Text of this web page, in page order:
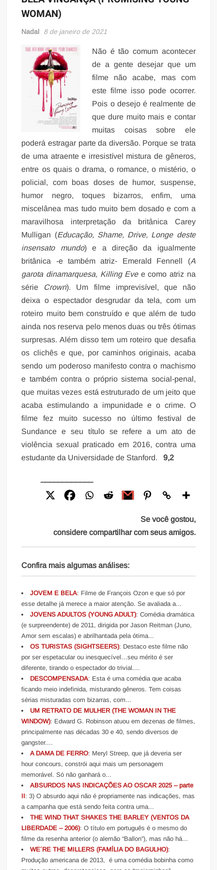
WOMAN)
Nadal 8 de janeiro de 2021
Não é tão comum acontecer
de a gente desejar que um
filme não acabe, mas com
este filme isso pode ocorrer.
Pois o desejo é realmente de
que dure muito mais e contar
muitas coisas sobre ele
poderá estragar parte da diversão. Porque se trata
de uma atraente e irresistível mistura de gêneros,
entre os quais o drama, o romance, o mistério, o
policial, com boas doses de humor, suspense,
humor negro, toques bizarros, enfim, uma
miscelânea mas tudo muito bem dosado e com a
maravilhosa interpretação da britânica Carey
Mulligan (Educação, Shame, Drive, Longe deste
insensato mundo) e a direção da igualmente
britânica -e também atriz- Emerald Fennell (A
garota dinamarquesa, Killing Evee como atriz na
série Crown). Um filme imprevisível, que não
deixa o espectador desgrudar da tela, com um
roteiro muito bem construído e que além de tudo
ainda nos reserva pelo menos duas ou três ótimas
surpresas. Além disso tem um roteiro que desafia
os clichês e que, por caminhos originais, acaba
sendo um poderoso manifesto contra o machismo
e também contra o próprio sistema social-penal,
que muitas vezes está estruturado de um jeito que
acaba estimulando a impunidade e o crime. O
filme fez muito sucesso no último festival de
Sundance e seu título se refere a um ato de
violência sexual praticado em 2016, contra uma
estudante da Universidade de Stanford.
9,2
Se você gostou,
considere compartilhar com seus amigos.
Confira mais algumas análises:
JOVEM E BELA: Filme de François Ozon e que só por
esse detalhe já merece a maior atenção. Se avaliada a...
JOVENS ADULTOS (YOUNG ADULT): Comédia dramática
(e surpreendente) de 2011, dirigida por Jason Reitman (Juno,
Amor sem escalas) e abrilhantada pela ótima...
OS TURISTAS (SIGHTSEERS): Destaco este filme não
por ser espetacular ou inesquecível…seu mérito é ser
diferente, tirando o espectador do trivial....
DESCOMPENSADA: Esta é uma comédia que acaba
ficando meio indefinida, misturando gêneros. Tem coisas
sérias misturadas com bizarras, com...
UM RETRATO DE MULHER (THE WOMAN IN THE
WINDOW): Edward G. Robinson atuou em dezenas de filmes,
principalmente nas décadas 30 e 40, sendo diversos de
gangster....
A DAMA DE FERRO: Meryl Streep, que já deveria ser
hour concours, constrói aqui mais um personagem
memorável. Só não ganhará o...
ABSURDOS NAS INDICAÇÕES AO OSCAR 2025 – parte
II: 3) O absurdo aqui não é propriamente nas indicações, mas
a campanha que está sendo feita contra uma...
THE WIND THAT SHAKES THE BARLEY (VENTOS DA
LIBERDADE – 2006): O título em português é o mesmo do
filme da resenha anterior (o alemão “Ballon”), mas não há...
WE´RE THE MILLERS (FAMÍLIA DO BAGULHO):
Produção americana de 2013, é uma comédia bobinha como